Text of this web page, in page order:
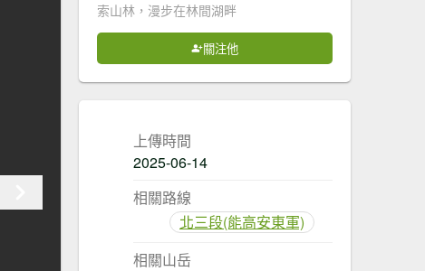
索山林，漫步在林間湖畔
關注他
上傳時間
2025-06-14
相關路線
北三段(能高安東軍)
相關山岳